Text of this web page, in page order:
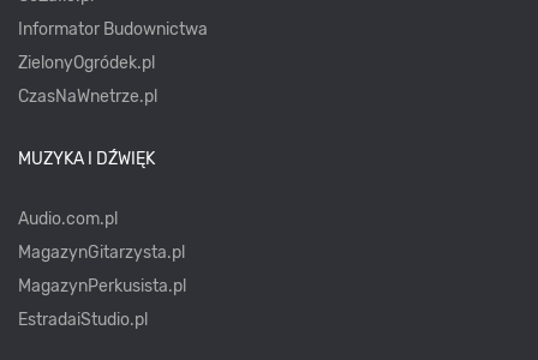
Informator Budownictwa
ZielonyOgródek.pl
CzasNaWnetrze.pl
MUZYKA I DŹWIĘK
Audio.com.pl
MagazynGitarzysta.pl
MagazynPerkusista.pl
EstradaiStudio.pl